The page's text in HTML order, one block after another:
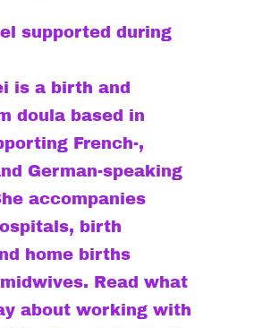
supported during
is a birth and
doula based in
French-,
German-speaking
accompanies
birth
home births
Read what
about working with